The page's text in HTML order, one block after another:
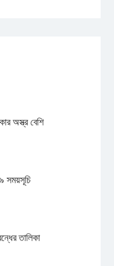
অস্ত্র বেশি
সময়সূচি
তালিকা